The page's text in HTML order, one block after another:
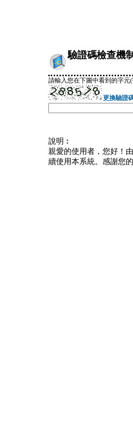
驗證碼檢查機制
請輸入您在下圖中看到的字元
更換驗證
說明︰
親愛的使用者，您好！
續使用本系統。感謝您的